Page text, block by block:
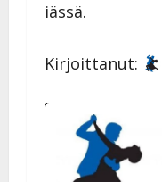
iässä.
Kirjoittanut: